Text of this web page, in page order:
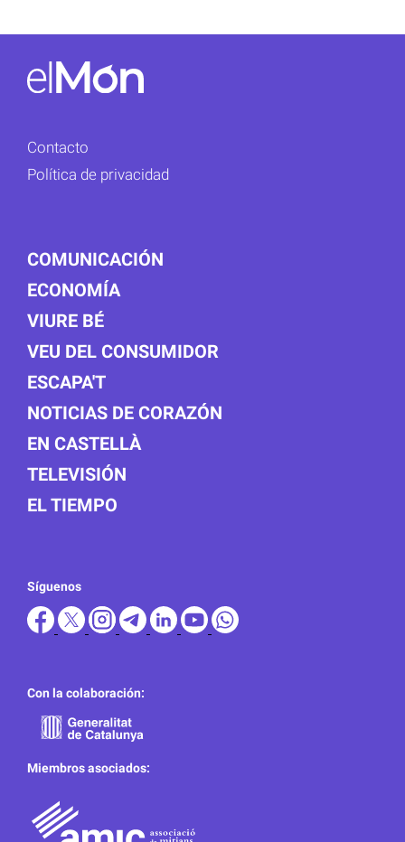
Contacto
Política de privacidad
COMUNICACIÓN
ECONOMÍA
VIURE BÉ
VEU DEL CONSUMIDOR
ESCAPA'T
NOTICIAS DE CORAZÓN
EN CASTELLÀ
TELEVISIÓN
EL TIEMPO
Síguenos
Con la colaboración:
Miembros asociados: